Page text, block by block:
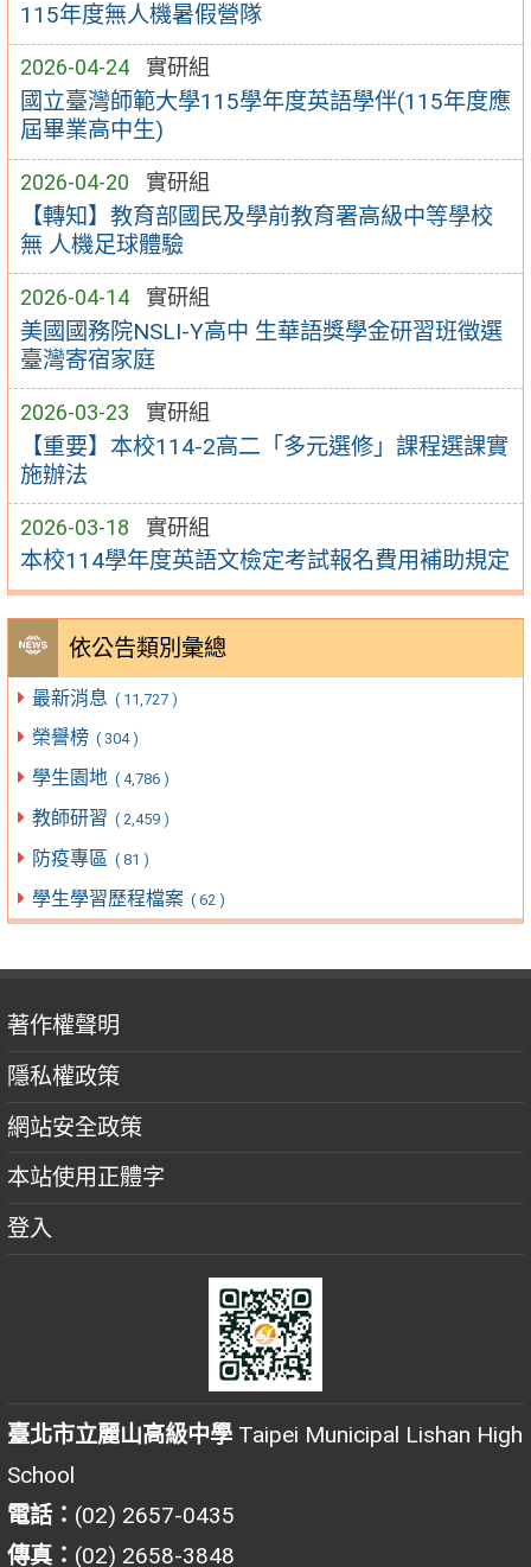
115年度無人機暑假營隊
2026-04-24 實研組
國立臺灣師範大學115學年度英語學伴(115年度應
屆畢業高中生)
2026-04-20 實研組
【轉知】教育部國民及學前教育署高級中等學校
無 人機足球體驗
2026-04-14 實研組
美國國務院NSLI-Y高中 生華語獎學金研習班徵選
臺灣寄宿家庭
2026-03-23 實研組
【重要】本校114-2高二「多元選修」課程選課實
施辦法
2026-03-18 實研組
本校114學年度英語文檢定考試報名費用補助規定
依公告類別彙總
最新消息 ( 11,727 )
榮譽榜 ( 304 )
學生園地 ( 4,786 )
教師研習 ( 2,459 )
防疫專區 ( 81 )
學生學習歷程檔案 ( 62 )
著作權聲明
隱私權政策
網站安全政策
本站使用正體字
登入
臺北市立麗山高級中學 Taipei Municipal Lishan High
School
電話： (02) 2657-0435
傳真： (02) 2658-3848